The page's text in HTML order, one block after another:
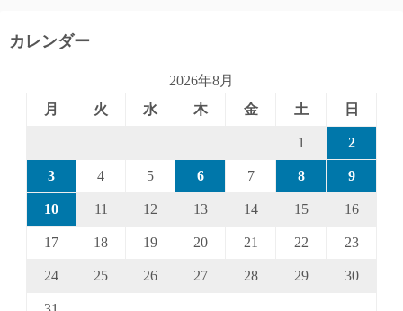
カレンダー
2026年8月
月
火 水 木 金 土 日
1 2
3 4 5 6 7 8 9
10 11 12 13 14 15 16
17 18 19 20 21 22 23
24 25 26 27 28 29 30